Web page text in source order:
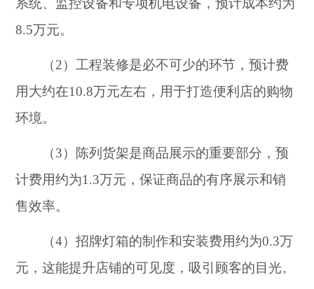
系统、监控设备和专项机电设备，预计成本约为
8.5万元。
（2）工程装修是必不可少的环节，预计费
用大约在10.8万元左右，用于打造便利店的购物
环境。
（3）陈列货架是商品展示的重要部分，预
计费用约为1.3万元，保证商品的有序展示和销
售效率。
（4）招牌灯箱的制作和安装费用约为0.3万
元，这能提升店铺的可见度，吸引顾客的目光。